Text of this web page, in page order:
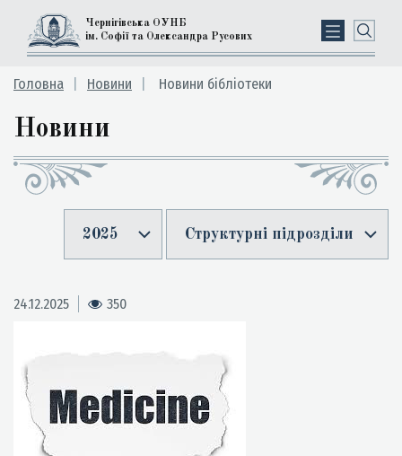
Чернігівська ОУНБ
ім. Софії та Олександра Русових
Головна Новини Новини бібліотеки
Новини
2025 Структурні підрозділи
24.12.2025 350